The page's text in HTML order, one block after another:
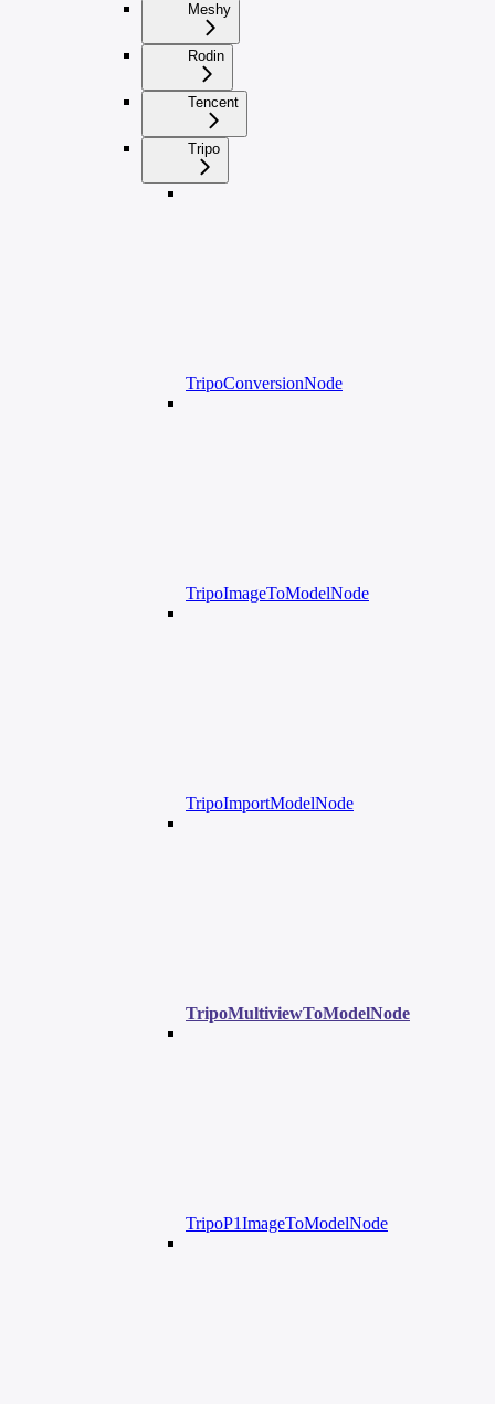
Meshy
Rodin
Tencent
Tripo
TripoConversionNode
TripoImageToModelNode
TripoImportModelNode
TripoMultiviewToModelNode
TripoP1ImageToModelNode